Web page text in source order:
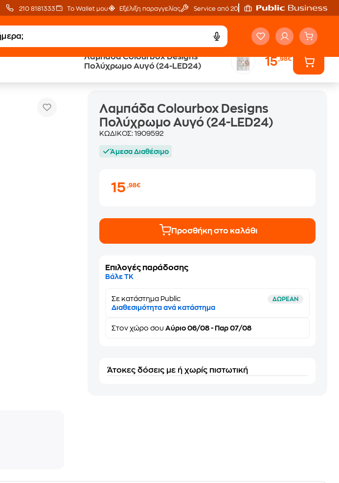
210 8181333 Το Wallet μου Εξέλιξη παραγγελίας Service από 20'
Λαμπάδα Colourbox Designs
Πολύχρωμο Αυγό (24-LED24)
15,98€
Λαμπάδα Colourbox Designs
Πολύχρωμο Αυγό (24-LED24)
ΚΩΔΙΚΟΣ:1909592
Άμεσα Διαθέσιμο
15,98€
Προσθήκη στο καλάθι
Επιλογές παράδοσης
Βάλε ΤΚ
Σε κατάστημα Public ΔΩΡΕΑΝ
Διαθεσιμότητα ανά κατάστημα
Στονχώρο σου Αύριο 06/08 - Παρ 07/08
Άτοκες δόσεις με ή χωρίς πιστωτική